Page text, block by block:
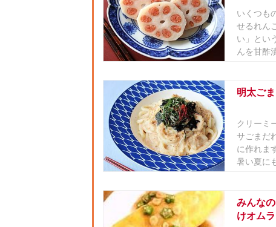
いくつも
せるれん
い」とい
んを甘酢
明太ご
クリーミ
サごまだ
に作れま
暑い夏に
みんな
けオム